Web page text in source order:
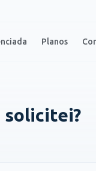
Planos
solicitei?